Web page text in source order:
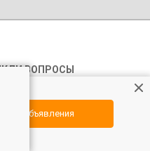
объявления
ВОПРОСЫ
консультация